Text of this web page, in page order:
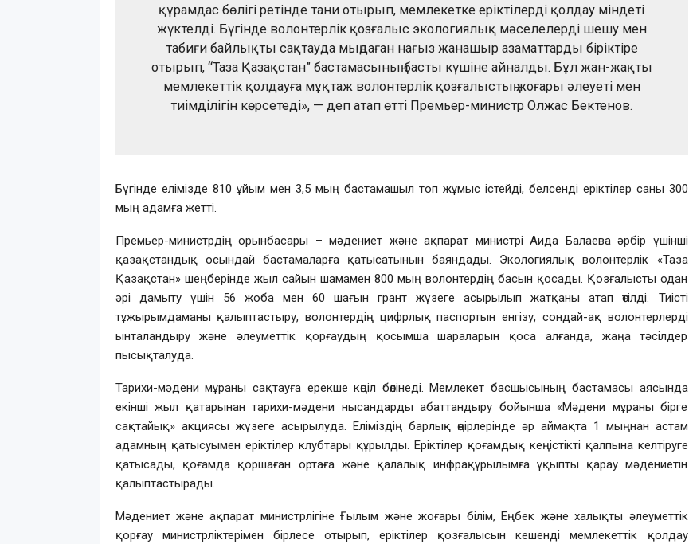
құрамдас бөлігі ретінде тани отырып, мемлекетке еріктілерді қолдау міндеті
жүктелді. Бүгінде волонтерлік қозғалыс экологиялық мәселелерді шешу мен
табиғи байлықты сақтауда мыңдаған нағыз жанашыр азаматтарды біріктіре
отырып, “Таза Қазақстан” бастамасының басты күшіне айналды. Бұл жан-жақты
мемлекеттік қолдауға мұқтаж волонтерлік қозғалыстың жоғары әлеуеті мен
тиімділігін көрсетеді», — деп атап өтті Премьер-министр Олжас Бектенов.
Бүгінде елімізде 810 ұйым мен 3,5 мың бастамашыл топ жұмыс істейді, белсенді еріктілер саны 300
мың адамға жетті.
Премьер-министрдің орынбасары – мәдениет және ақпарат министрі Аида Балаева әрбір үшінші
қазақстандық осындай бастамаларға қатысатынын баяндады. Экологиялық волонтерлік «Таза
Қазақстан» шеңберінде жыл сайын шамамен 800 мың волонтердің басын қосады. Қозғалысты одан
әрі дамыту үшін 56 жоба мен 60 шағын грант жүзеге асырылып жатқаны атап өтілді. Тиісті
тұжырымдаманы қалыптастыру, волонтердің цифрлық паспортын енгізу, сондай-ақ волонтерлерді
ынталандыру және әлеуметтік қорғаудың қосымша шараларын қоса алғанда, жаңа тәсілдер
пысықталуда.
Тарихи-мәдени мұраны сақтауға ерекше көңіл бөлінеді. Мемлекет басшысының бастамасы аясында
екінші жыл қатарынан тарихи-мәдени нысандарды абаттандыру бойынша «Мәдени мұраны бірге
сақтайық» акциясы жүзеге асырылуда. Еліміздің барлық өңірлерінде әр аймақта 1 мыңнан астам
адамның қатысуымен еріктілер клубтары құрылды. Еріктілер қоғамдық кеңістікті қалпына келтіруге
қатысады, қоғамда қоршаған ортаға және қалалық инфрақұрылымға ұқыпты қарау мәдениетін
қалыптастырады.
Мәдениет және ақпарат министрлігіне Ғылым және жоғары білім, Еңбек және халықты әлеуметтік
қорғау министрліктерімен бірлесе отырып, еріктілер қозғалысын кешенді мемлекеттік қолдау